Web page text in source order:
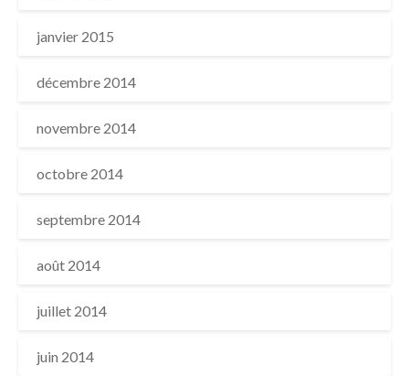
janvier 2015
décembre 2014
novembre 2014
octobre 2014
septembre 2014
août 2014
juillet 2014
juin 2014